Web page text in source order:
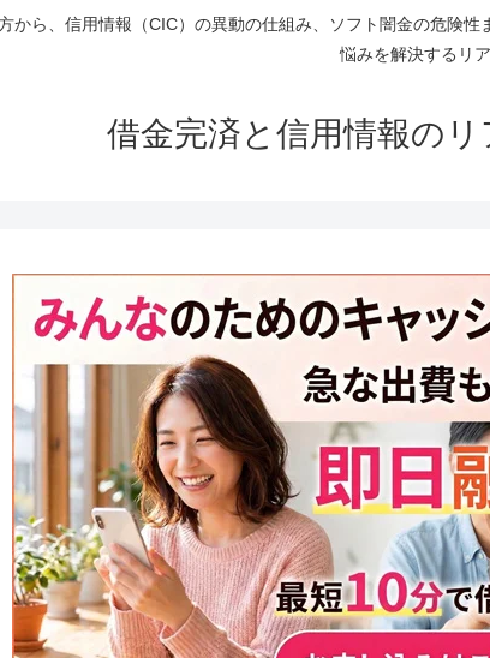
から、信用情報（CIC）の異動の仕組み、ソフト闇金の危険
悩みを解決するリ
借金完済と信用情報の